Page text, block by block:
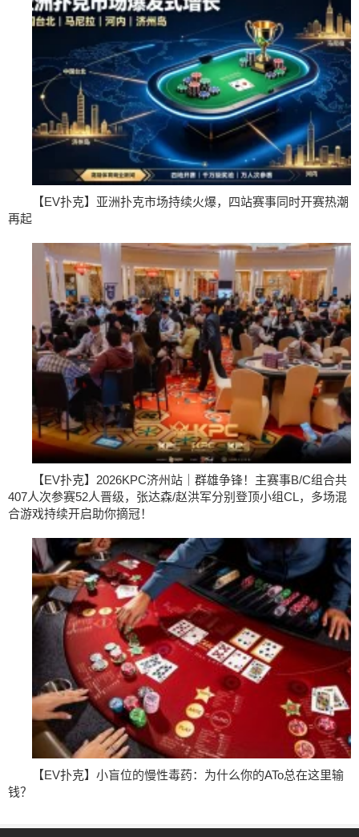
【EV扑克】亚洲扑克市场持续火爆，四站赛事同时开赛热潮
再起
【EV扑克】2026KPC济州站｜群雄争锋！主赛事B/C组合共
407人次参赛52人晋级，张达森/赵洪军分别登顶小组CL，多场混
合游戏持续开启助你摘冠！
【EV扑克】小盲位的慢性毒药：为什么你的ATo总在这里输
钱？